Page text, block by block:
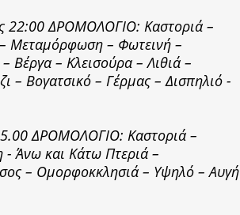
22:00 ΔΡΟΜΟΛΟΓΙΟ: Καστοριά –
Μεταμόρφωση – Φωτεινή –
Βέργα – Κλεισούρα – Λιθιά –
– Βογατσικό – Γέρμας – Δισπηλιό -
ΔΡΟΜΟΛΟΓΙΟ: Καστοριά –
- Άνω και Κάτω Πτεριά –
– Ομορφοκκλησιά – Υψηλό – Αυγή